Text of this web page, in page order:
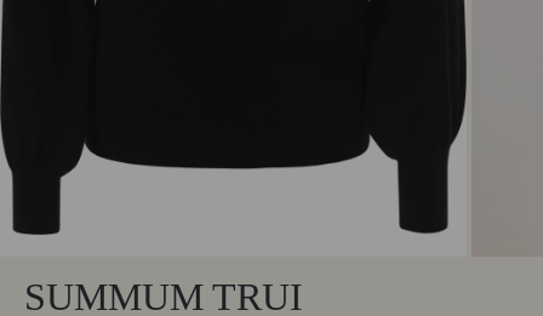
SUMMUM TRUI